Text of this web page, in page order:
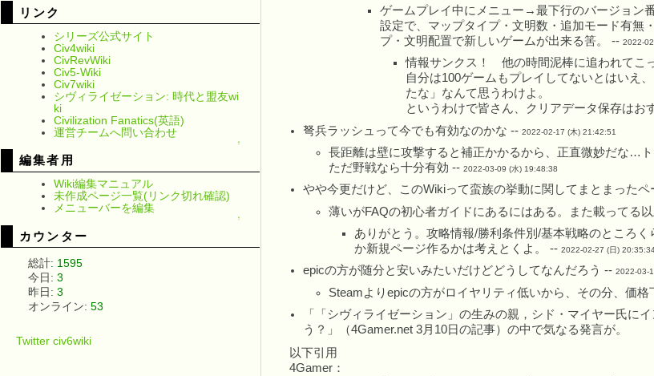
リンク
シリーズ公式サイト
Civ4wiki
CivRevWiki
Civ5-Wiki
Civ7wiki
シヴィライゼーション: 時代と盟友wi
ki
Civilization Fanatics(英語)
運営チームへ問い合わせ
↑
編集者用
Wiki編集マニュアル
未作成ページ一覧(リンク切れ確認)
メニューバーを編集
↑
カウンター
総計: 1595
今日: 3
昨日: 3
オンライン: 53
Twitter civ6wiki
ゲームプレイ中にメニュー→最下行のバージョン
設定で、マップタイプ・文明数・追加モード有無
プ・文明配置で新しいゲームが出来る筈。 -- 2022-
情報サンクス！ 他の時間泥棒に追われてこ
自分は100ゲームもプレイしてないとはいえ
たな」なんて思うわけよ。
というわけで皆さん、クリアデータ保存はお
弩兵ラッシュって今でも有効なのかな -- 2022-02-17 (木) 21:42:51
長距離は壁に攻撃すると補正かかるから、正直微妙だな…
ただ野戦なら十分有効 -- 2022-03-09 (水) 19:48:38
やや今更だけど、このWikiって蛮族の挙動に関してまとまった
薄いがFAQの初心者ガイドにあるにはある。また載ってる
ありがとう。攻略情報/勝利条件別/基本戦略のところ
か新規ページ作るかは考えとくよ。 -- 2022-02-27 (日)
epicの方が随分と安いみたいだけどどうしてなんだろう -- 2022-03-
Steamよりepicの方がロイヤリティ低いから、その分、価
「「シヴィライゼーション」の生みの親，シド・マイヤー氏に
う？」（4Gamer.net 3月10日の記事）の中で気なる発言が。
以下引用
4Gamer：